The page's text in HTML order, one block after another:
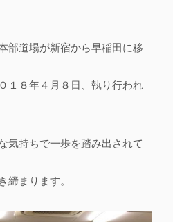
部道場が新宿から早稲田に移
１８年４月８日、執り行われ
気持ちで一歩を踏み出されて
締まります。